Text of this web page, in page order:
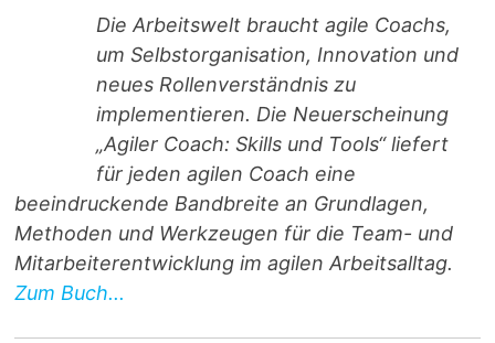
Die Arbeitswelt braucht agile Coachs,
um Selbstorganisation, Innovation und
neues Rollenverständnis zu
implementieren. Die Neuerscheinung
„Agiler Coach: Skills und Tools“ liefert
für jeden agilen Coach eine
beeindruckende Bandbreite an Grundlagen,
Methoden und Werkzeugen für die Team- und
Mitarbeiterentwicklung im agilen Arbeitsalltag.
Zum Buch...